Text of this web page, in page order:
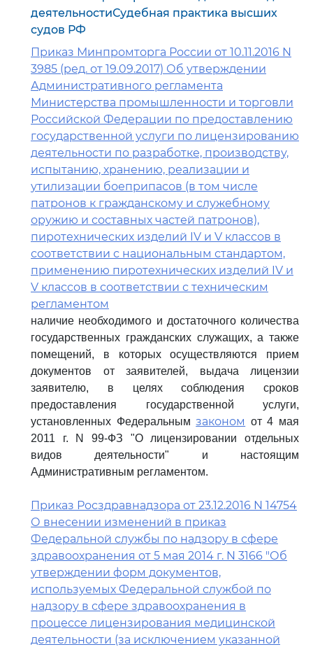
деятельностиСудебная практика высших
судов РФ
Приказ Минпромторга России от 10.11.2016 N
3985 (ред. от 19.09.2017) Об утверждении
Административного регламента
Министерства промышленности и торговли
Российской Федерации по предоставлению
государственной услуги по лицензированию
деятельности по разработке, производству,
испытанию, хранению, реализации и
утилизации боеприпасов (в том числе
патронов к гражданскому и служебному
оружию и составных частей патронов),
пиротехнических изделий IV и V классов в
соответствии с национальным стандартом,
применению пиротехнических изделий IV и
V классов в соответствии с техническим
регламентом
наличие необходимого и достаточного количества
государственных гражданских служащих, а также
помещений, в которых осуществляются прием
документов от заявителей, выдача лицензии
заявителю, в целях соблюдения сроков
предоставления государственной услуги,
установленных Федеральнымзаконом от 4 мая
2011 г. N 99-ФЗ "О лицензировании отдельных
видов деятельности" и настоящим
Административным регламентом.
Приказ Росздравнадзора от 23.12.2016 N 14754
О внесении изменений в приказ
Федеральной службы по надзору в сфере
здравоохранения от 5 мая 2014 г. N 3166 "Об
утверждении форм документов,
используемых Федеральной службой по
надзору в сфере здравоохранения в
процессе лицензирования медицинской
деятельности (за исключением указанной